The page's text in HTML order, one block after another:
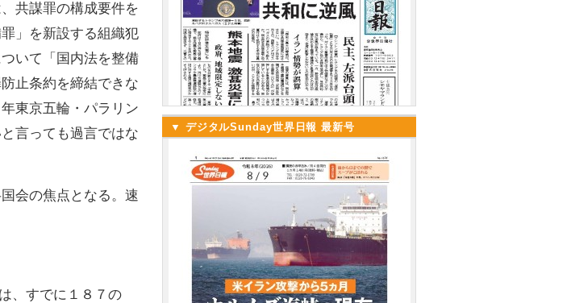
共謀罪の構成要件を
」を新設する組織犯
いて「国内法を整備
止条約を締結できな
東京五輪・パラリン
言っても過言ではな
会の焦点となる。速
、すでに１８７の
▼ デジタルSunday世界日報 最新号